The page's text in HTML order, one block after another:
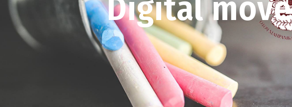
Digital move